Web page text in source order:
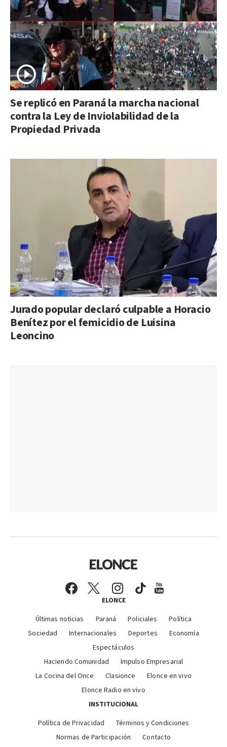
Se replicó en Paraná la marcha nacional
contra la Ley de Inviolabilidad de la
Propiedad Privada
Jurado popular declaró culpable a Horacio
Benítez por el femicidio de Luisina
Leoncino
ELONCE
Últimas noticias Paraná Policiales
Política
Sociedad
Internacionales Deportes
Economía
Espectáculos
Haciendo Comunidad
Impulso Empresarial
La Cocina del Once
Clasionce
Elonce en vivo
Elonce Radio en vivo
INSTITUCIONAL
Política de Privacidad
Términos y Condiciones
Normas de Participación
Contacto